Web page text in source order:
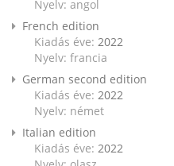
Nyelv: angol
French edition
Kiadás éve: 2022
Nyelv: francia
German second edition
Kiadás éve: 2022
Nyelv: német
Italian edition
Kiadás éve: 2022